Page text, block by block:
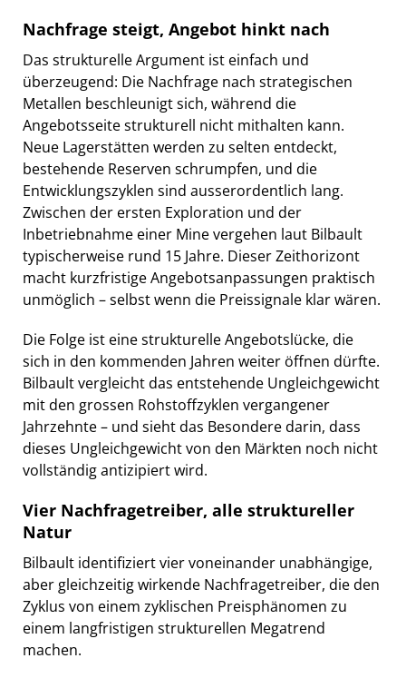
Nachfrage steigt, Angebot hinkt nach
Das strukturelle Argument ist einfach und
überzeugend: Die Nachfrage nach strategischen
Metallen beschleunigt sich, während die
Angebotsseite strukturell nicht mithalten kann.
Neue Lagerstätten werden zu selten entdeckt,
bestehende Reserven schrumpfen, und die
Entwicklungszyklen sind ausserordentlich lang.
Zwischen der ersten Exploration und der
Inbetriebnahme einer Mine vergehen laut Bilbault
typischerweise rund 15 Jahre. Dieser Zeithorizont
macht kurzfristige Angebotsanpassungen praktisch
unmöglich – selbst wenn die Preissignale klar wären.
Die Folge ist eine strukturelle Angebotslücke, die
sich in den kommenden Jahren weiter öffnen dürfte.
Bilbault vergleicht das entstehende Ungleichgewicht
mit den grossen Rohstoffzyklen vergangener
Jahrzehnte – und sieht das Besondere darin, dass
dieses Ungleichgewicht von den Märkten noch nicht
vollständig antizipiert wird.
Vier Nachfragetreiber, alle struktureller
Natur
Bilbault identifiziert vier voneinander unabhängige,
aber gleichzeitig wirkende Nachfragetreiber, die den
Zyklus von einem zyklischen Preisphänomen zu
einem langfristigen strukturellen Megatrend
machen.